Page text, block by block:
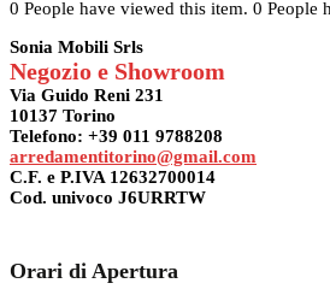
era:
è:
0 People have viewed this item. 0 People
Sonia Mobili Srls
Negozio e Showroom
Via Guido Reni 231
10137 Torino
Telefono: +39 011 9788208
arredamentitorino@gmail.com
C.F. e P.IVA 12632700014
Cod. univoco J6URRTW
Orari di Apertura